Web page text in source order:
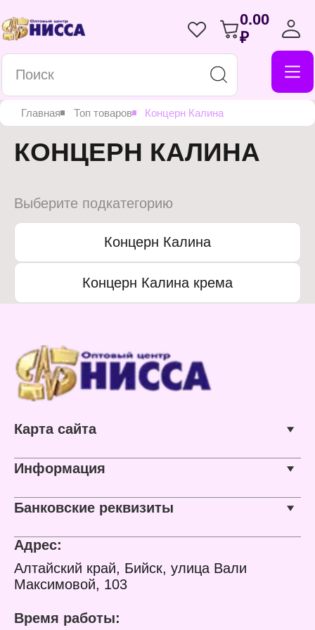
0.00
₽
Главная Топ товаров Концерн Калина
КОНЦЕРН КАЛИНА
Выберите подкатегорию
Концерн Калина
Концерн Калина крема
Карта сайта
Информация
Банковские реквизиты
Адрес:
Алтайский край, Бийск, улица Вали
Максимовой, 103
Время работы: